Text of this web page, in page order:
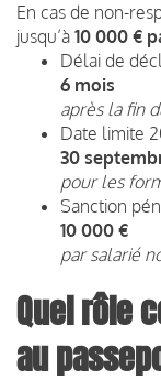
En cas de non-
jusqu’à 10 000 €
Délai de
6 mois
après la fin
Date limite
30
pour les
Sanction
10 000 €
par salarié
Quel rôle
au